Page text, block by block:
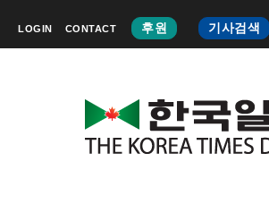
LOGIN CONTACT 후원 기사검색